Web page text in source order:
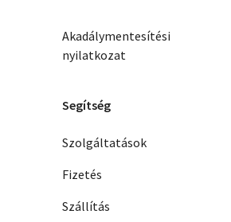
Akadálymentesítési
nyilatkozat
Segítség
Szolgáltatások
Fizetés
Szállítás